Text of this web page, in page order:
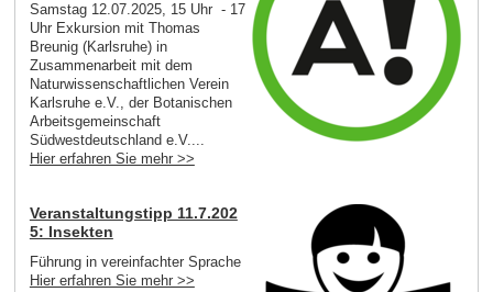
Samstag 12.07.2025, 15 Uhr - 17
Uhr Exkursion mit Thomas
Breunig (Karlsruhe) in
Zusammenarbeit mit dem
Naturwissenschaftlichen Verein
Karlsruhe e.V., der Botanischen
Arbeitsgemeinschaft
Südwestdeutschland e.V....
Hier erfahren Sie mehr >>
Veranstaltungstipp 11.7.202
5: Insekten
Führung in vereinfachter Sprache
Hier erfahren Sie mehr >>